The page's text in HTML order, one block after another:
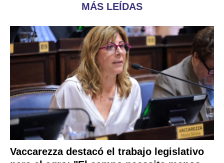
MÁS LEÍDAS
Vaccarezza destacó el trabajo legislativo